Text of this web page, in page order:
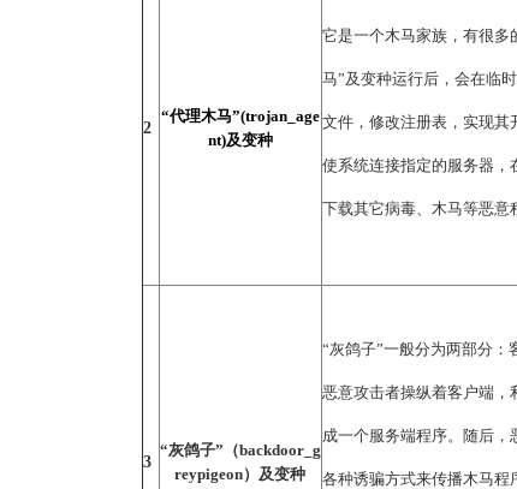
2
“代理木马”(trojan_age
nt)及变种
它是一个木马家族，有很多
马”及变种运行后，会在临
文件，修改注册表，实现其
使系统连接指定的服务器，
下载其它病毒、木马等恶意
3
“灰鸽子”（backdoor_g
reypigeon）及变种
“灰鸽子”一般分为两部分：
恶意攻击者操纵着客户端，
成一个服务端程序。随后，
各种诱骗方式来传播木马程